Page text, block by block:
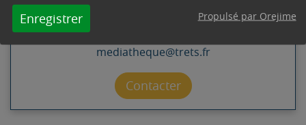
Enregistrer Propulsé par Orejime
Horaires : Mardi de 14h00 à 18h00 – Mercredi de
9h00 à 12h30 & de 13h30 à 17h00 - Vendredi de
mediatheque@trets.fr
Contacter par mail
Contacter